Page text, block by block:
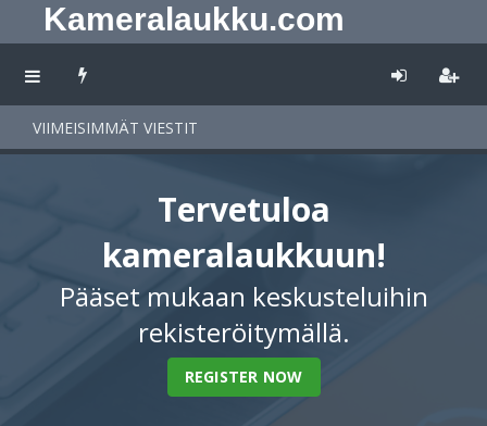
Kameralaukku.com
VIIMEISIMMÄT VIESTIT
Tervetuloa
kameralaukkuun!
Pääset mukaan keskusteluihin
rekisteröitymällä.
REGISTER NOW